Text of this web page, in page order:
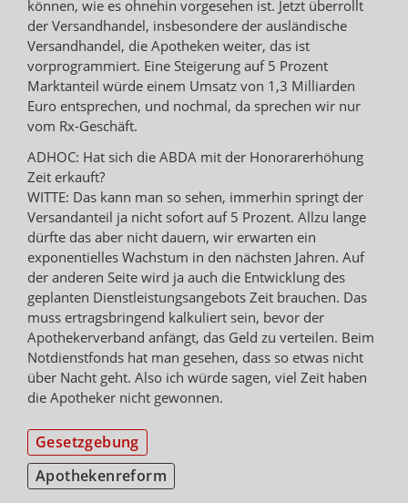
können, wie es ohnehin vorgesehen ist. Jetzt überrollt
der Versandhandel, insbesondere der ausländische
Versandhandel, die Apotheken weiter, das ist
vorprogrammiert. Eine Steigerung auf 5 Prozent
Marktanteil würde einem Umsatz von 1,3 Milliarden
Euro entsprechen, und nochmal, da sprechen wir nur
vom Rx-Geschäft.
ADHOC: Hat sich die ABDA mit der Honorarerhöhung
Zeit erkauft?
WITTE: Das kann man so sehen, immerhin springt der
Versandanteil ja nicht sofort auf 5 Prozent. Allzu lange
dürfte das aber nicht dauern, wir erwarten ein
exponentielles Wachstum in den nächsten Jahren. Auf
der anderen Seite wird ja auch die Entwicklung des
geplanten Dienstleistungsangebots Zeit brauchen. Das
muss ertragsbringend kalkuliert sein, bevor der
Apothekerverband anfängt, das Geld zu verteilen. Beim
Notdienstfonds hat man gesehen, dass so etwas nicht
über Nacht geht. Also ich würde sagen, viel Zeit haben
die Apotheker nicht gewonnen.
Gesetzgebung
Apothekenreform